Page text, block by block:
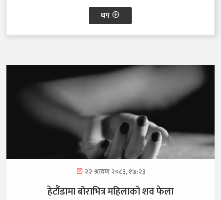
थप
२२ श्रावण २०८३, १७:२३
हेटौंडामा बोराभित्र महिलाको शव फेला